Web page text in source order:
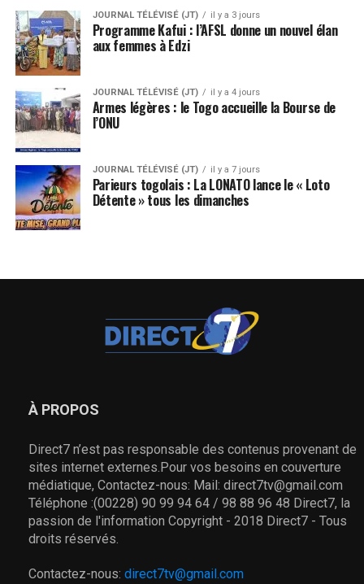
JOURNAL TÉLÉVISÉ (JT) il y a 3 jours
Programme Kafui : l’AFSL donne un nouvel élan
aux femmes à Edzi
JOURNAL TÉLÉVISÉ (JT) il y a 4 jours
Armes légères : le Togo accueille la Bourse de
l’ONU
JOURNAL TÉLÉVISÉ (JT) il y a 7 jours
Parieurs togolais : La LONATO lance le « Loto
Détente » tous les dimanches
À PROPOS
Direct7 n’est pas responsable des contenus provenant de
sites internet externes.Pour vos besoins en couverture
médiatique, Contactez-nous: Mail: direct7tv@gmail.com
Téléphone :(00228) 90 99 94 64 / 98 88 96 48 Direct7, la
passion de l'information Copyright - 2018 Direct7 - Tous
droits réservés.
Contactez-nous: direct7tv@gmail.com